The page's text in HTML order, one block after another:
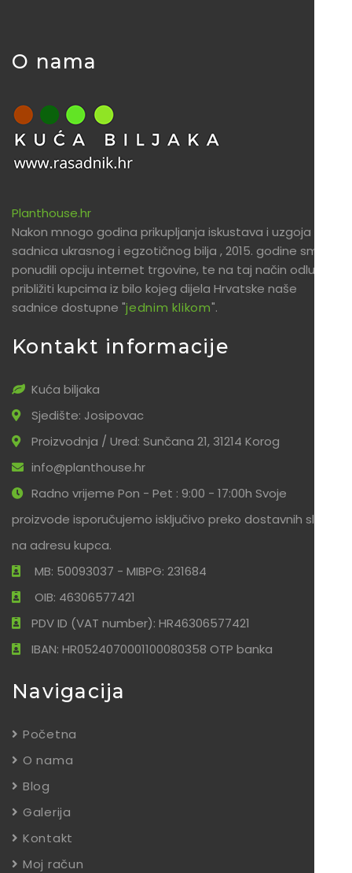
O nama
Planthouse.hr
Nakon mnogo godina prikupljanja iskustava i uzgoja
sadnica ukrasnog i egzotičnog bilja , 2015. godine smo
ponudili opciju internet trgovine, te na taj način odlučili
približiti kupcima iz bilo kojeg dijela Hrvatske naše
sadnice dostupne "jednim klikom".
Kontakt informacije
Kuća biljaka
Sjedište: Josipovac
Proizvodnja / Ured: Sunčana 21, 31214 Korog
info@planthouse.hr
Radno vrijeme Pon - Pet : 9:00 - 17:00h Svoje
proizvode isporučujemo isključivo preko dostavnih službi
na adresu kupca.
MB: 50093037 - MIBPG: 231684
OIB: 46306577421
PDV ID (VAT number): HR46306577421
IBAN: HR0524070001100080358 OTP banka
Navigacija
Početna
O nama
Blog
Galerija
Kontakt
Moj račun